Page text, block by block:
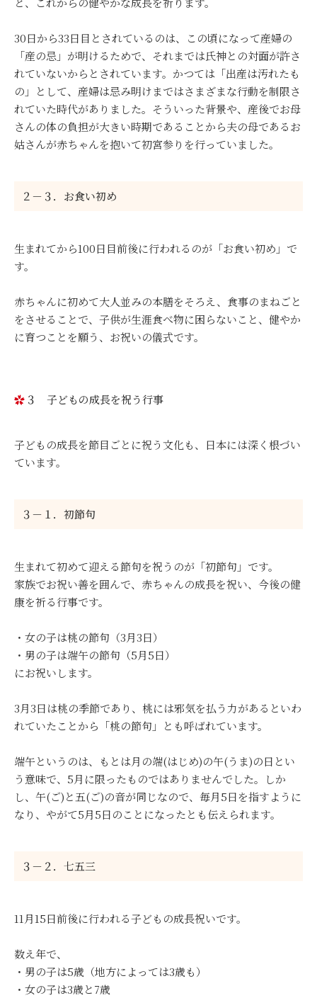
30日から33日目とされているのは、この頃になって産婦の
「産の忌」が明けるためで、それまでは氏神との対面が許さ
れていないからとされています。かつては「出産は汚れたも
の」として、産婦は忌み明けまではさまざまな行動を制限さ
れていた時代がありました。そういった背景や、産後でお母
さんの体の負担が大きい時期であることから夫の母であるお
姑さんが赤ちゃんを抱いて初宮参りを行っていました。
２－３．お食い初め
生まれてから100日目前後に行われるのが「お食い初め」で
す。
赤ちゃんに初めて大人並みの本膳をそろえ、食事のまねごと
をさせることで、子供が生涯食べ物に困らないこと、健やか
に育つことを願う、お祝いの儀式です。
３ 子どもの成長を祝う行事
子どもの成長を節目ごとに祝う文化も、日本には深く根づい
ています。
３－１．初節句
生まれて初めて迎える節句を祝うのが「初節句」です。
家族でお祝い善を囲んで、赤ちゃんの成長を祝い、今後の健
康を祈る行事です。
・女の子は桃の節句（3月3日）
・男の子は端午の節句（5月5日）
にお祝いします。
3月3日は桃の季節であり、桃には邪気を払う力があるといわ
れていたことから「桃の節句」とも呼ばれています。
端午というのは、もとは月の端(はじめ)の午(うま)の日とい
う意味で、5月に限ったものではありませんでした。しか
し、午(ご)と五(ご)の音が同じなので、毎月5日を指すように
なり、やがて5月5日のことになったとも伝えられます。
３－２．七五三
11月15日前後に行われる子どもの成長祝いです。
数え年で、
・男の子は5歳（地方によっては3歳も）
・女の子は3歳と7歳